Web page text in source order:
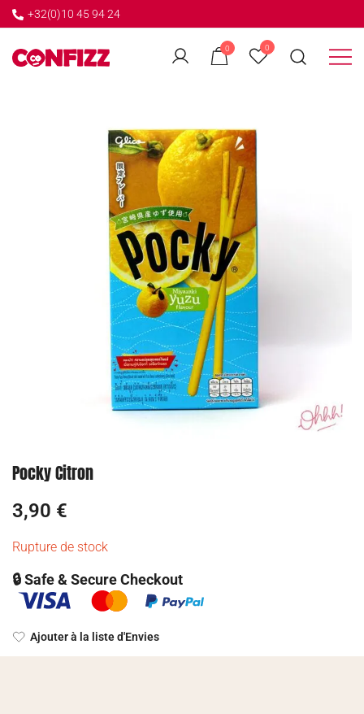
+32(0)10 45 94 24
0 0
← GO BACK
Pocky Citron
3,90 €
Rupture de stock
🔒 Safe & Secure Checkout
Ajouter à la liste d'Envies